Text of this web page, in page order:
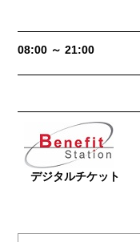
08:00 ～ 21:00
デジタルチケット